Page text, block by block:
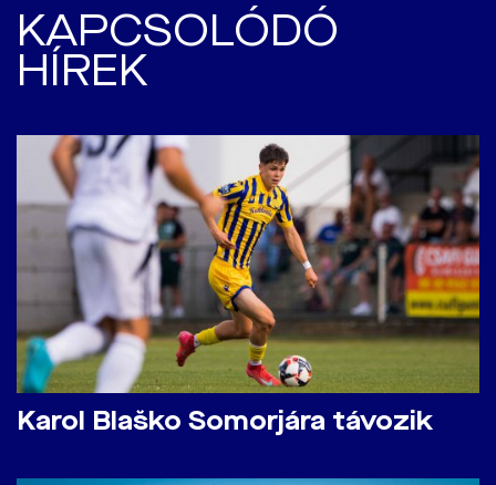
KAPCSOLÓDÓ
HÍREK
Karol Blaško Somorjára távozik